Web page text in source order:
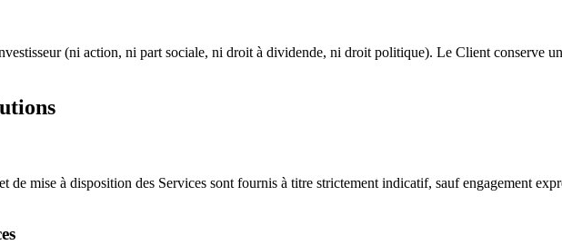
(ni action, ni part sociale, ni droit à dividende, ni droit politique). Le Client conserve
de mise à disposition des Services sont fournis à titre strictement indicatif, sauf engagement